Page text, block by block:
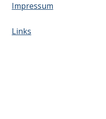
Impressum
Links